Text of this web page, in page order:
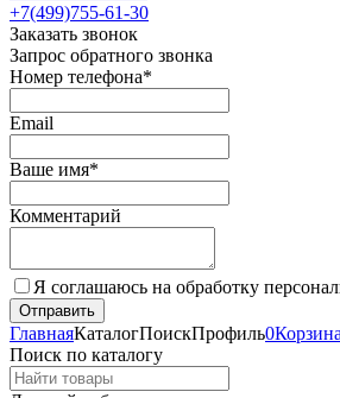
+7(499)755-61-30
Заказать звонок
Запрос обратного звонка
Номер телефона*
Email
Ваше имя*
Комментарий
Я соглашаюсь на обработку
ГлавнаяКаталогПоискПрофиль0Корзина
Поиск по каталогу